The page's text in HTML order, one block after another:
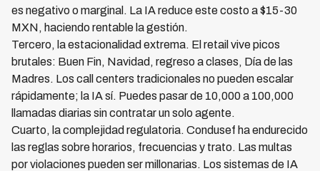
es negativo o marginal. La IA reduce este costo a $15-30
MXN, haciendo rentable la gestión.
Tercero, la estacionalidad extrema. El retail vive picos
brutales: Buen Fin, Navidad, regreso a clases, Día de las
Madres. Los call centers tradicionales no pueden escalar
rápidamente; la IA sí. Puedes pasar de 10,000 a 100,000
llamadas diarias sin contratar un solo agente.
Cuarto, la complejidad regulatoria. Condusef ha endurecido
las reglas sobre horarios, frecuencias y trato. Las multas
por violaciones pueden ser millonarias. Los sistemas de IA